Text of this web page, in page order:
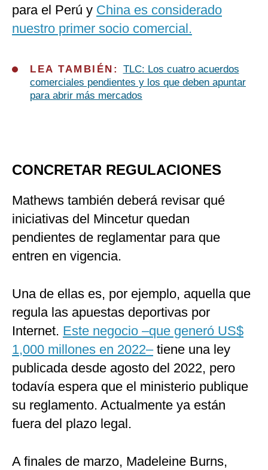
para el Perú y China es considerado
nuestro primer socio comercial.
LEA TAMBIÉN: TLC: Los cuatro acuerdos
comerciales pendientes y los que deben apuntar
para abrir más mercados
CONCRETAR REGULACIONES
Mathews también deberá revisar qué
iniciativas del Mincetur quedan
pendientes de reglamentar para que
entren en vigencia.
Una de ellas es, por ejemplo, aquella que
regula las apuestas deportivas por
Internet. Este negocio –que generó US$
1,000 millones en 2022–tiene una ley
publicada desde agosto del 2022, pero
todavía espera que el ministerio publique
su reglamento. Actualmente ya están
fuera del plazo legal.
A finales de marzo, Madeleine Burns,